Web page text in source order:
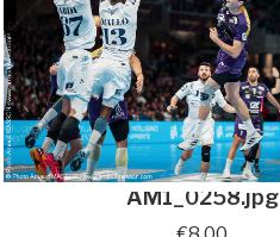
AM1_0258.jpg